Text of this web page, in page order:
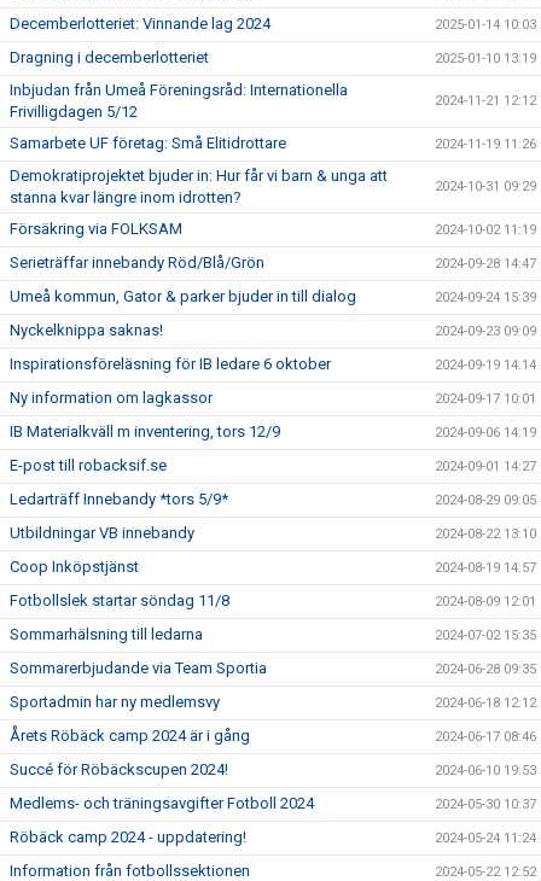
Decemberlotteriet: Vinnande lag 2024 2025-01-14 10:03
Dragning i decemberlotteriet 2025-01-10 13:19
Inbjudan från Umeå Föreningsråd: Internationella
Frivilligdagen 5/12
2024-11-21 12:12
Samarbete UF företag: Små Elitidrottare 2024-11-19 11:26
Demokratiprojektet bjuder in: Hur får vi barn & unga att
stanna kvar längre inom idrotten?
2024-10-31 09:29
Försäkring via FOLKSAM 2024-10-02 11:19
Serieträffar innebandy Röd/Blå/Grön 2024-09-28 14:47
Umeå kommun, Gator & parker bjuder in till dialog 2024-09-24 15:39
Nyckelknippa saknas! 2024-09-23 09:09
Inspirationsföreläsning för IB ledare 6 oktober 2024-09-19 14:14
Ny information om lagkassor 2024-09-17 10:01
IB Materialkväll m inventering, tors 12/9 2024-09-06 14:19
E-post till robacksif.se 2024-09-01 14:27
Ledarträff Innebandy *tors 5/9* 2024-08-29 09:05
Utbildningar VB innebandy 2024-08-22 13:10
Coop Inköpstjänst 2024-08-19 14:57
Fotbollslek startar söndag 11/8 2024-08-09 12:01
Sommarhälsning till ledarna 2024-07-02 15:35
Sommarerbjudande via Team Sportia 2024-06-28 09:35
Sportadmin har ny medlemsvy 2024-06-18 12:12
Årets Röbäck camp 2024 är i gång 2024-06-17 08:46
Succé för Röbäckscupen 2024! 2024-06-10 19:53
Medlems- och träningsavgifter Fotboll 2024 2024-05-30 10:37
Röbäck camp 2024 - uppdatering! 2024-05-24 11:24
Information från fotbollssektionen 2024-05-22 12:52